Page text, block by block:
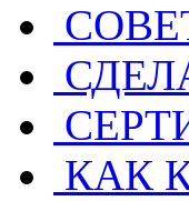
КАК